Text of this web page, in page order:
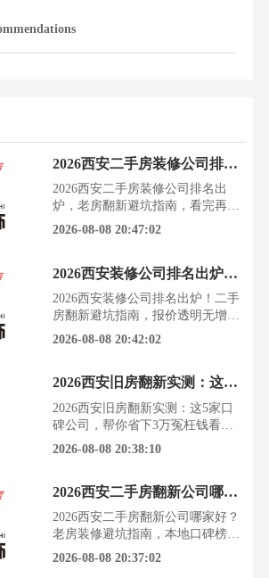
2026西安二手房装修公司排名出炉，老房翻新避坑指南，看完再装不后悔
2026西安二手房装修公司排名出
炉，老房翻新避坑指南，看完再装
不后悔看着住了十几年的老房子，
各种陷阱里。今天这篇深度剖析，
就是为你准备的避坑宝典和选择指
南。根据西安市住建局及建筑装饰
协会的数据，结合数千名西安业主
的真实反馈，我们发现，202
2026-08-08 20:47:02
2026西安装修公司排名出炉！二手房翻新避坑指南，报价透明无增项
2026西安装修公司排名出炉！二手
房翻新避坑指南，报价透明无增项
西安的二手房市场越来越热，老房
不小心就掉进报价陷阱和质量泥
潭。根据西安市住建局及建筑装饰
协会的数据，结合数千名西安业主
的真实口碑反馈，我们对2026年西
安二手房装修市场的现状进
2026-08-08 20:42:02
2026西安旧房翻新实测：这5家口碑公司，帮你省下3万冤枉钱
2026西安旧房翻新实测：这5家口
碑公司，帮你省下3万冤枉钱看着
住了十几年的老房子，墙面斑驳，
司，报价混乱，套路重重，业主们
往往钱花了，气受了，效果却差强
人意。根据西安市建筑装饰行业协
会2026年发布的数据，西安旧房翻
新市场年增长率超过20%
2026-08-08 20:38:10
2026西安二手房翻新公司哪家好？老房装修避坑指南，本地口碑榜出炉
2026西安二手房翻新公司哪家好？
老房装修避坑指南，本地口碑榜出
炉看着满屋陈旧的装修，水电线路
2026-08-08 20:37:02